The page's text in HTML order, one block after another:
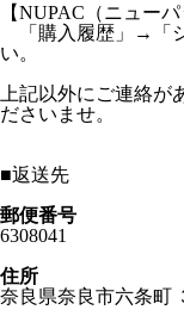
【NUPAC（ニュー
「購入履歴」→「
い。
上記以外にご連絡が
ださいませ。
■返送先
郵便番号
6308041
住所
奈良県奈良市六条町